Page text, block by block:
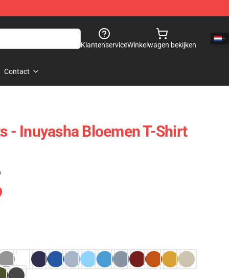
KlantenserviceWinkelwagen bekijken
Contact
- Inuyasha Bloemen T-Shirt